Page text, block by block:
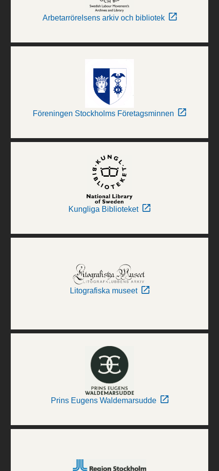
Arbetarrörelsens arkiv och bibliotek
Föreningen Stockholms Företagsminnen
Kungliga Biblioteket
Litografiska museet
Prins Eugens Waldemarsudde